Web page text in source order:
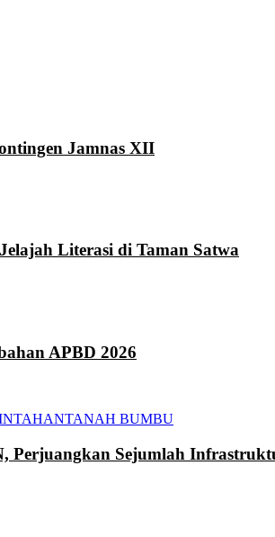
Jamnas XII
Literasi di Taman Satwa
APBD 2026
TANAH BUMBU
Perjuangkan Sejumlah